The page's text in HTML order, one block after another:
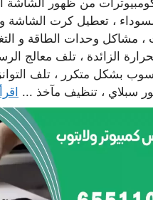
من ظهور الشاشة
، تعطيل كرت الشاشة
، مشاكل وحدات الطاقة و
الزائدة ، تلف معالج
بشكل متكرر ، تلف
سبلاي ، تنظيف مآخذ ...